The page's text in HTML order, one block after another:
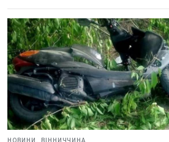
НОВИНИ, ВІННИЧЧИНА